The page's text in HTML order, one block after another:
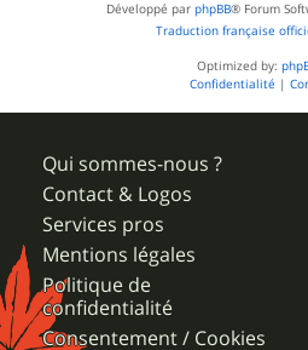
Développé par phpBB® Forum
Traduction française
Optimized by:
Confidentialité |
Qui sommes-nous ?
Contact & Logos
Services pros
Mentions légales
Politique de
confidentialité
Consentement / Cookies